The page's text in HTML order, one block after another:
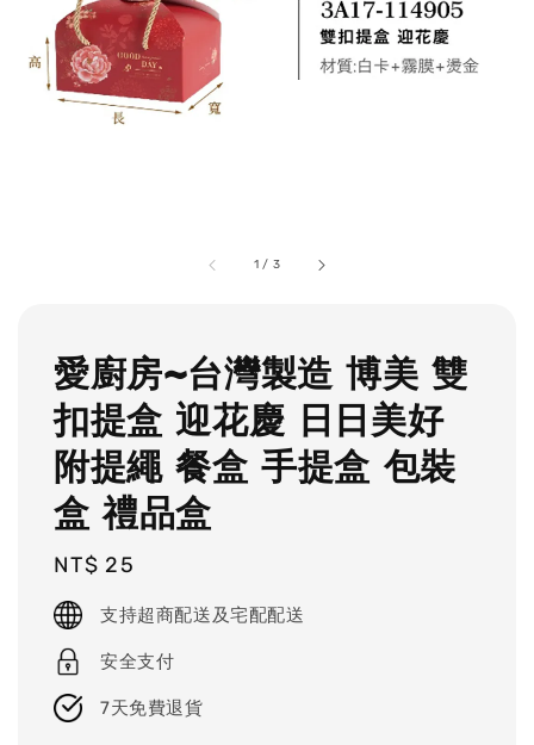
1 / 3
愛廚房~台灣製造 博美 雙
扣提盒 迎花慶 日日美好
附提繩 餐盒 手提盒 包裝
盒 禮品盒
Regular
price
NT$ 25
支持超商配送及宅配配送
安全支付
7天免費退貨